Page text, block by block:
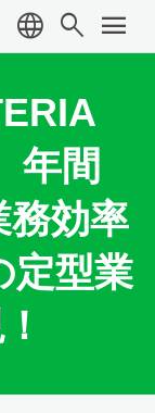
language search menu
年間
務効率
定型業